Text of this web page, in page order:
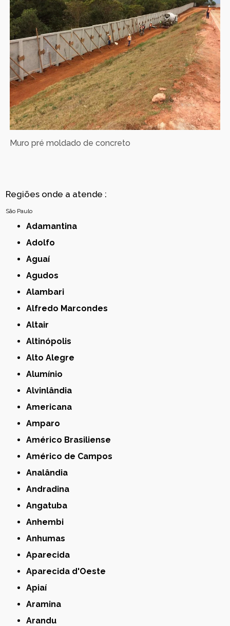
Muro pré moldado de concreto
Regiões onde a atende :
São Paulo
Adamantina
Adolfo
Aguaí
Agudos
Alambari
Alfredo Marcondes
Altair
Altinópolis
Alto Alegre
Alumínio
Alvinlândia
Americana
Amparo
Américo Brasiliense
Américo de Campos
Analândia
Andradina
Angatuba
Anhembi
Anhumas
Aparecida
Aparecida d'Oeste
Apiaí
Aramina
Arandu